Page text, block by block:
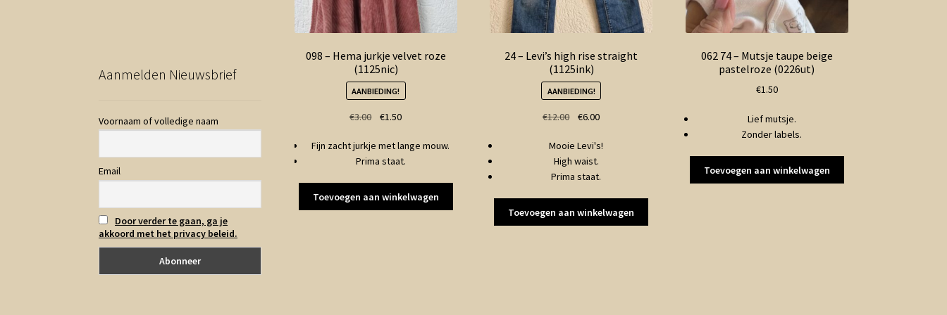
098 – Hema jurkje velvet roze
(1125nic)
AANBIEDING!
€3.00
Oorspronkelijke
was:
€3.00.
€1.50Huidige
is:
€1.50.
Fijn zacht jurkje met lange mouw.
Prima staat.
Toevoegen aan winkelwagen
24 – Levi’s high rise straight
(1125ink)
AANBIEDING!
€12.00
Oorspronkelijke
was:
€12.00.
€6.00Huidige
is:
Mooie Levi's!
High waist.
Prima staat.
Toevoegen aan winkelwagen
062 74 – Mutsje taupe beige
pastelroze (0226ut)
€1.50
Lief mutsje.
Zonder labels.
Toevoegen aan winkelwagen
Aanmelden Nieuwsbrief
Voornaam of volledige naam
Email
Door verder te gaan, ga je
akkoord met het privacy beleid.